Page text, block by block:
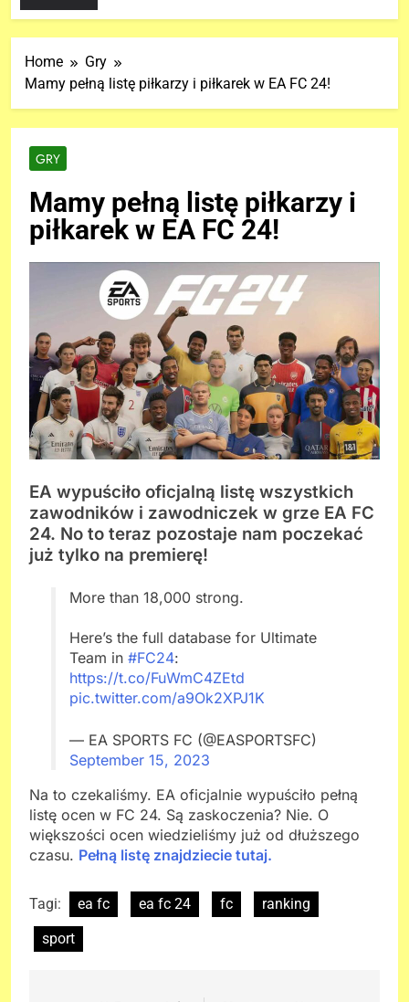
Home
Gry
Mamy pełną listę piłkarzy i piłkarek w EA FC 24!
GRY
Mamy pełną listę piłkarzy i
piłkarek w EA FC 24!
EA wypuściło oficjalną listę wszystkich
zawodników i zawodniczek w grze EA FC
24. No to teraz pozostaje nam poczekać
już tylko na premierę!
More than 18,000 strong.
Here’s the full database for Ultimate
Team in #FC24:
https://t.co/FuWmC4ZEtd
pic.twitter.com/a9Ok2XPJ1K
— EA SPORTS FC (@EASPORTSFC)
September 15, 2023
Na to czekaliśmy. EA oficjalnie wypuściło pełną
listę ocen w FC 24. Są zaskoczenia? Nie. O
większości ocen wiedzieliśmy już od dłuższego
czasu. Pełną listę znajdziecie tutaj.
Tagi: ea fc ea fc 24 fc
ranking
sport